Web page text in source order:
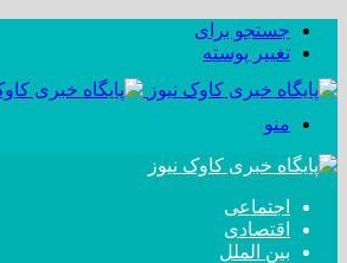
جستجو برای
تغییر پوسته
منو
اجتماعی
اقتصادی
بین الملل